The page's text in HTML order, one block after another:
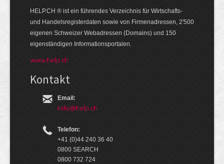
HELP.CH ® ist ein führendes Ver­zeich­nis für Wirt­schafts-
und Handels­register­daten so­wie von Firmen­adressen, 2'500
eige­nen Schweizer Web­adressen (Domains) und 150
eigen­ständigen Infor­mations­por­talen.
www.help.ch
Kontakt
Email:
info@help.ch
Telefon:
+41 (0)44 240 36 40
0800 SEARCH
0800 732 724